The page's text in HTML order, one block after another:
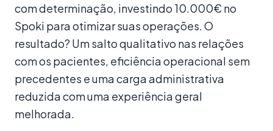
com determinação, investindo 10.000€ no
Spoki para otimizar suas operações. O
resultado? Um salto qualitativo nas relações
com os pacientes, eficiência operacional sem
precedentes e uma carga administrativa
reduzida com uma experiência geral
melhorada.